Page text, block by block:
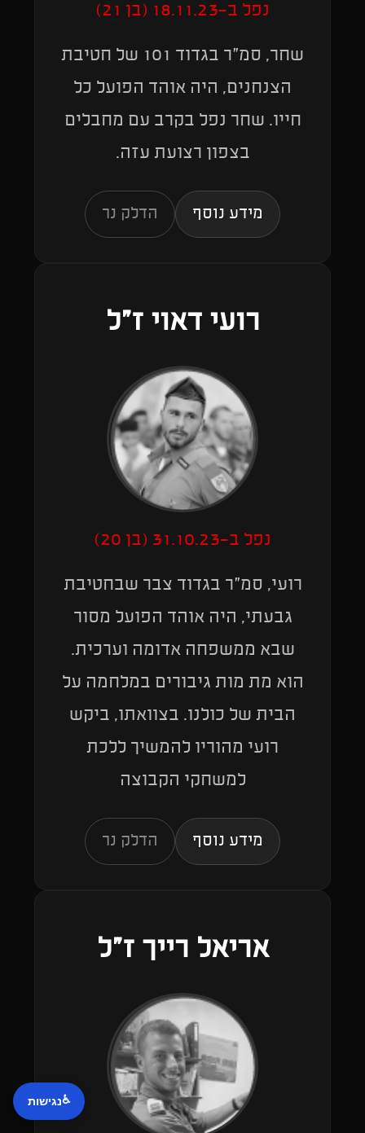
נפל ב-18.11.23 (בן 21)
שחר, סמ"ר בגדוד 101 של חטיבת
הצנחנים, היה אוהד הפועל כל
חייו. שחר נפל בקרב עם מחבלים
בצפון רצועת עזה.
מידע נוסף הדלק נר
רועי דאוי ז"ל
נפל ב-31.10.23 (בן 20)
רועי, סמ"ר בגדוד צבר שבחטיבת
גבעתי, היה אוהד הפועל מסור
שבא ממשפחה אדומה וערכית.
הוא מת מות גיבורים במלחמה על
הבית של כולנו. בצוואתו, ביקש
רועי מהוריו להמשיך ללכת
למשחקי הקבוצה
מידע נוסף הדלק נר
אריאל רייך ז"ל
♿נגישות